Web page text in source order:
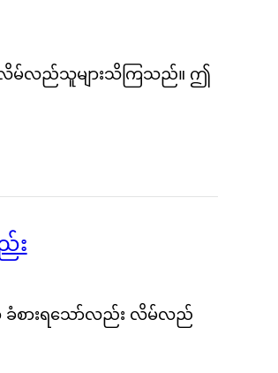
လိမ်လည်သူများသိကြသည်။ ဤ
း
ခံစားရသော်လည်း လိမ်လည်